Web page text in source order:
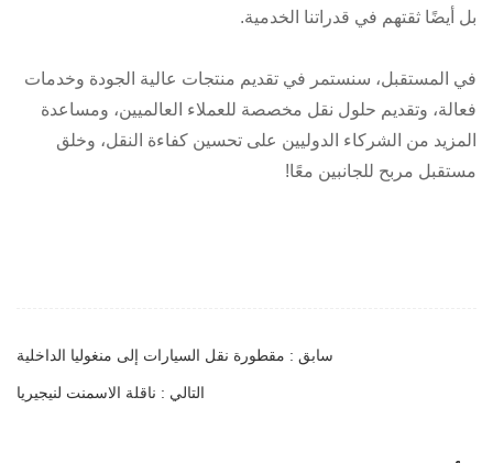
بل أيضًا ثقتهم في قدراتنا الخدمية.
في المستقبل، سنستمر في تقديم منتجات عالية الجودة وخدمات
فعالة، وتقديم حلول نقل مخصصة للعملاء العالميين، ومساعدة
المزيد من الشركاء الدوليين على تحسين كفاءة النقل، وخلق
مستقبل مربح للجانبين معًا!
سابق : مقطورة نقل السيارات إلى منغوليا الداخلية
التالي : ناقلة الاسمنت لنيجيريا